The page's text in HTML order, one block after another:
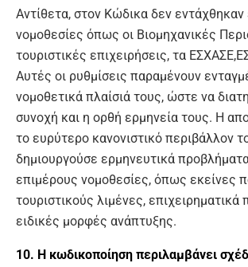
Αντίθετα, στον Κώδικα δεν εντάχθηκαν
νομοθεσίες όπως οι Βιομηχανικές
τουριστικές επιχειρήσεις, τα
Αυτές οι ρυθμίσεις παραμένουν
νομοθετικά πλαίσιά τους, ώστε να
συνοχή και η ορθή ερμηνεία τους. Η
το ευρύτερο κανονιστικό περιβάλλον
δημιουργούσε ερμηνευτικά
επιμέρους νομοθεσίες, όπως εκείνες
τουριστικούς λιμένες, επιχειρηματικά
ειδικές μορφές ανάπτυξης.
10. Η κωδικοποίηση περιλαμβάνει